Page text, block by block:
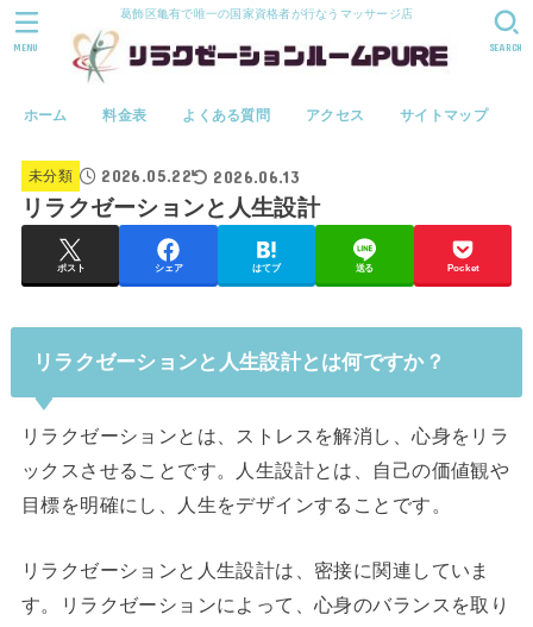
葛飾区亀有で唯一の国家資格者が行なうマッサージ店
ホーム 料金表 よくある質問 アクセス サイトマップ
SEARCH
MENU
未分類 2026.05.22 2026.06.13
リラクゼーションと人生設計
ポスト シェア はてブ 送る Pocket
リラクゼーションと人生設計とは何ですか？
リラクゼーションとは、ストレスを解消し、心身をリラ
ックスさせることです。人生設計とは、自己の価値観や
目標を明確にし、人生をデザインすることです。
リラクゼーションと人生設計は、密接に関連していま
す。リラクゼーションによって、心身のバランスを取り